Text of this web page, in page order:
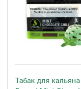
Табак для кальяна